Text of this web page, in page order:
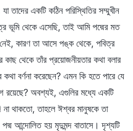
তাদের একটি কঠিন পরিস্থিতির সম্মুখীন
ভূমি থেকে এসেছি, তাই আমি পদ্মের মত
কারণ তা আসে পঙ্ক থেকে, পবিত্র
থেকে তাঁর প্রয়োজনীয়তার কথা বলার
বর্ণনা করেছেন? এমন কি হতে পারে যে
রয়েছে? অবশ্যই, এগুলির মধ্যে একটি
না থাকতো, তাহলে ঈশ্বর মানুষকে তা
আন্দোলিত হয় মৃদুমন্দ বাতাসে। দৃশ্যটি